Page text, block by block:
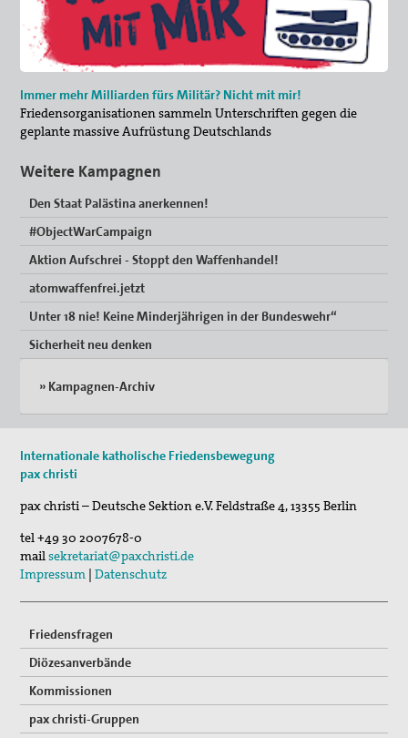
Immer mehr Milliarden fürs Militär? Nicht mit mir!
Friedensorganisationen sammeln Unterschriften gegen die
geplante massive Aufrüstung Deutschlands
Weitere Kampagnen
Den Staat Palästina anerkennen!
#ObjectWarCampaign
Aktion Aufschrei - Stoppt den Waffenhandel!
atomwaffenfrei.jetzt
Unter 18 nie! Keine Minderjährigen in der Bundeswehr“
Sicherheit neu denken
» Kampagnen-Archiv
Internationale katholische Friedensbewegung
pax christi
pax christi – Deutsche Sektion e.V.Feldstraße 4,13355 Berlin
tel+49 30 2007678-0
mailsekretariat@paxchristi.de
Impressum |Datenschutz
Friedensfragen
Diözesanverbände
Kommissionen
pax christi-Gruppen